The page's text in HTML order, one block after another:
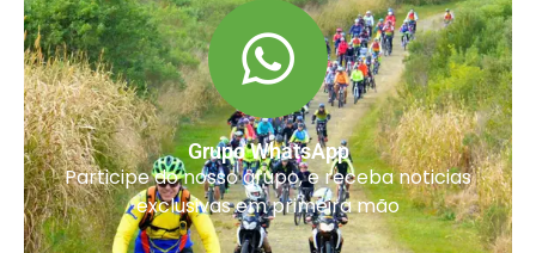
Grupo WhatsApp
Participe do nosso grupo, e receba noticias
exclusivas em primeira mão